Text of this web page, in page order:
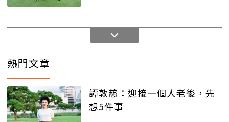
熱門文章
譚敦慈：迎接一個人老後，先
想5件事